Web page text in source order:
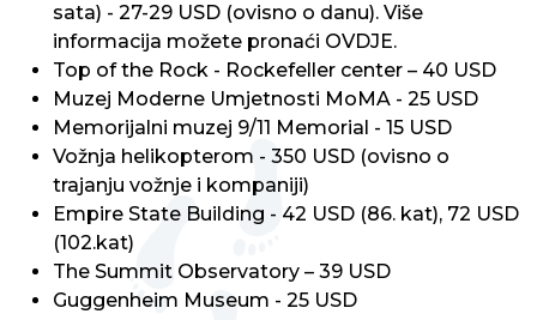
sata) - 27-29 USD (ovisno o danu). Više
informacija možete pronaći OVDJE.
Top of the Rock - Rockefeller center – 40 USD
Muzej Moderne Umjetnosti MoMA - 25 USD
Memorijalni muzej 9/11 Memorial - 15 USD
Vožnja helikopterom - 350 USD (ovisno o
trajanju vožnje i kompaniji)
Empire State Building - 42 USD (86. kat), 72 USD
(102.kat)
The Summit Observatory – 39 USD
Guggenheim Museum - 25 USD